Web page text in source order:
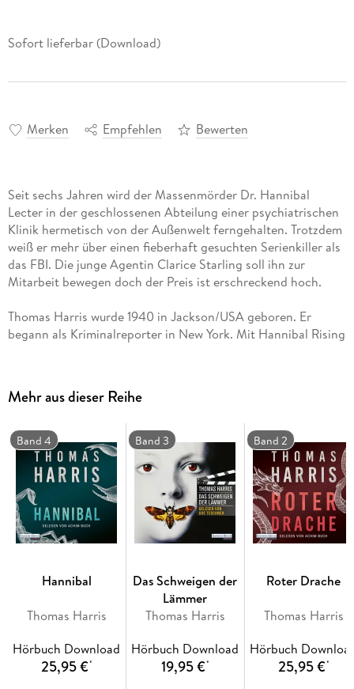
Sofort lieferbar (Download)
Merken Empfehlen Bewerten
Seit sechs Jahren wird der Massenmörder Dr. Hannibal
Lecter in der geschlossenen Abteilung einer psychiatrischen
Klinik hermetisch von der Außenwelt ferngehalten. Trotzdem
weiß er mehr über einen fieberhaft gesuchten Serienkiller als
das FBI. Die junge Agentin Clarice Starling soll ihn zur
Mitarbeit bewegen doch der Preis ist erschreckend hoch.
Thomas Harris wurde 1940 in Jackson/USA geboren. Er
begann als Kriminalreporter in New York. Mit Hannibal Rising
Hansi Jochmann ist die deutsche Synchronstimme von
Hollywood-Star Jodie Foster und seit 1962 in vielen TV- und
Filmrollen zu sehen.
Mehr aus dieser Reihe
Band 4
Hannibal
Thomas Harris
Hörbuch Download
25,95 €*
Band 3
Das Schweigen der
Lämmer
Thomas Harris
Hörbuch Download
19,95 €*
Band 2
Roter Drache
Thomas Harris
Hörbuch
25,95 €*